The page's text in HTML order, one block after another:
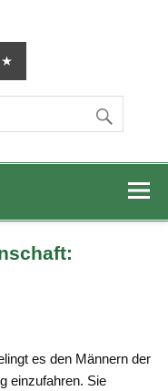
Geislingen
es den Männern der
einzufahren. Sie